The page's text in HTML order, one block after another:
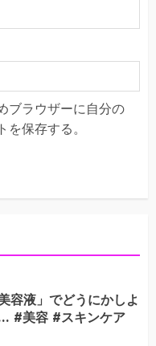
ブラウザーに自分の
保存する。
容液」でどうにかしよ
#美容 #スキンケア